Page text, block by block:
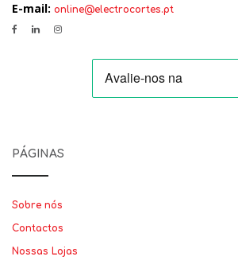
E-mail: online@electrocortes.pt
PÁGINAS
Sobre nós
Contactos
Nossas Lojas